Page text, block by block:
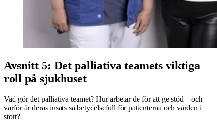
Avsnitt 5: Det palliativa teamets viktiga
roll på sjukhuset
Vad gör det palliativa teamet? Hur arbetar de för att ge stöd – och
varför är deras insats så betydelsefull för patienterna och vården i
stort?